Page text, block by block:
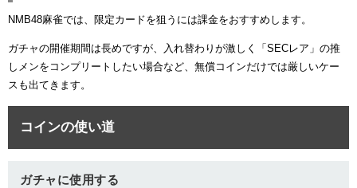
NMB48麻雀では、限定カードを狙うには課金をおすすめします。
ガチャの開催期間は長めですが、入れ替わりが激しく「SECレア」の推
しメンをコンプリートしたい場合など、無償コインだけでは厳しいケー
スも出てきます。
コインの使い道
ガチャに使用する